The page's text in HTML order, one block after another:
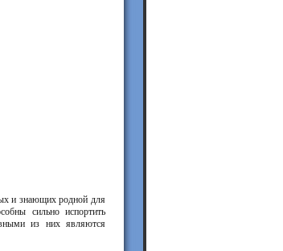
и знающих родной для
сильно испортить
из них являются